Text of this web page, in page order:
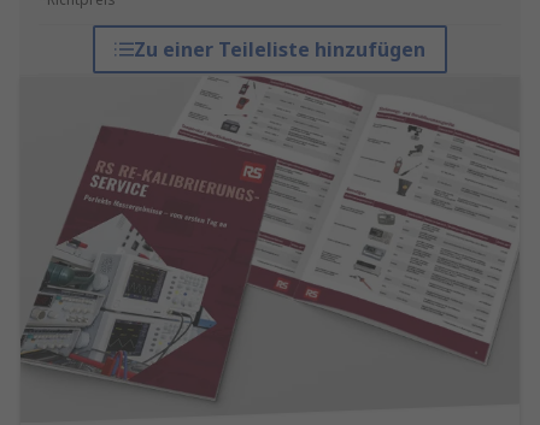
Zu einer Teileliste hinzufügen